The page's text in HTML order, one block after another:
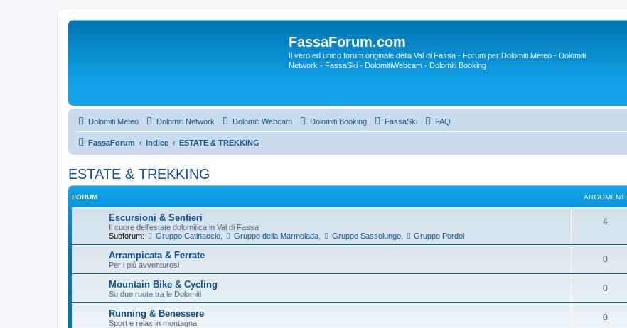
FassaForum.com
Il vero ed unico forum originale della Val di Fassa - Forum per Dolomiti Meteo - Dolomiti
Network - FassaSki - DolomitiWebcam - Dolomiti Booking
Dolomiti Meteo Dolomiti Network Dolomiti Webcam Dolomiti Booking FassaSki FAQ
FassaForum Indice ESTATE & TREKKING
ESTATE & TREKKING
FORUM ARGOMENTI
Escursioni & Sentieri
Il cuore dell'estate dolomitica in Val di Fassa
Subforum:
Gruppo Catinaccio, Gruppo della Marmolada, Gruppo Sassolungo, Gruppo Pordoi
4
Arrampicata & Ferrate
Per i più avventurosi
0
Mountain Bike & Cycling
Su due ruote tra le Dolomiti
0
Running & Benessere
Sport e relax in montagna
0